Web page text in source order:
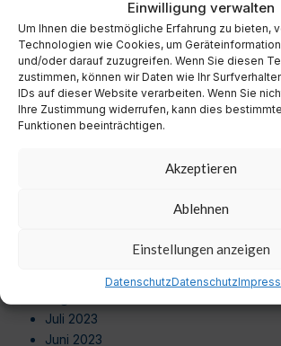
Einwilligung verwalten
Um Ihnen die bestmögliche Erfahrung zu bieten,
Technologien wie Cookies, um
und/oder darauf zuzugreifen. Wenn Sie diesen
zustimmen, können wir Daten wie Ihr
IDs auf dieser Website verarbeiten. Wenn Sie
Ihre Zustimmung widerrufen, kann dies
Funktionen beeinträchtigen.
Akzeptieren
Ablehnen
Einstellungen anzeigen
DatenschutzDatenschutz
September 2024
August 2024
Juli 2024
Juni 2024
Mai 2024
April 2024
September 2023
Juli 2023
Juni 2023